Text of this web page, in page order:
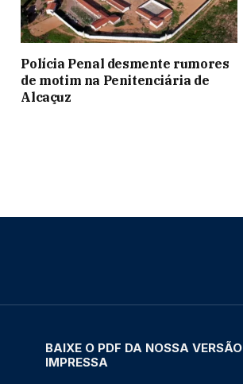
Polícia Penal desmente rumores
de motim na Penitenciária de
Alcaçuz
BAIXE O PDF DA NOSSA VERSÃO
IMPRESSA